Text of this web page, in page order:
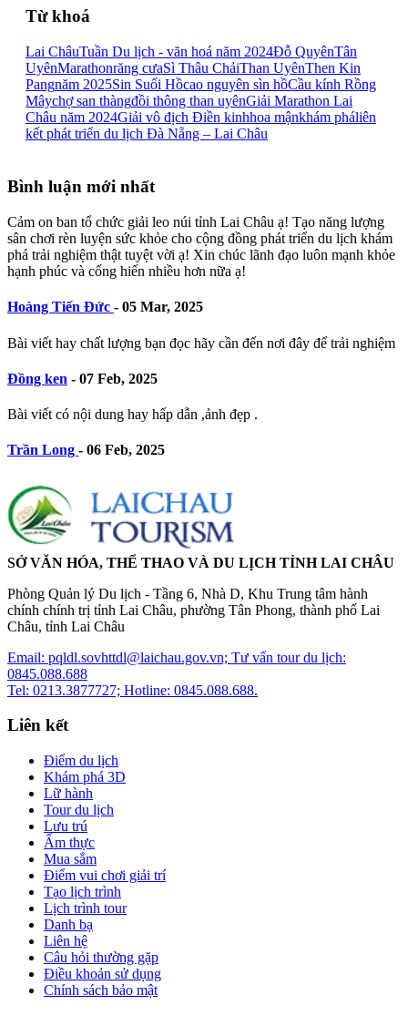
Từ khoá
Lai ChâuTuần Du lịch - văn hoá năm 2024Đỗ QuyênTân
UyênMarathonrăng cưaSì Thâu ChảiThan UyênThen Kin
Pangnăm 2025Sin Suối Hồcao nguyên sìn hồCầu kính Rồng
Mâychợ san thàngđồi thông than uyênGiải Marathon Lai
Châu năm 2024Giải vô địch Điền kinhhoa mậnkhám pháliên
kết phát triển du lịch Đà Nẵng – Lai Châu
Bình luận mới nhất
Cảm on ban tổ chức giải leo núi tỉnh Lai Châu ạ! Tạo năng lượng
sân chơi rèn luyện sức khỏe cho cộng đồng phát triển du lịch khám
phá trải nghiệm thật tuyệt vời ạ! Xin chúc lãnh đạo luôn mạnh khỏe
hạnh phúc và cống hiến nhiều hơn nữa ạ!
Hoàng Tiến Đức - 05 Mar, 2025
Bài viết hay chất lượng bạn đọc hãy cần đến nơi đây để trải nghiệm
Đồng ken - 07 Feb, 2025
Bài viết có nội dung hay hấp dẫn ,ảnh đẹp .
Trần Long - 06 Feb, 2025
SỞ VĂN HÓA, THỂ THAO VÀ DU LỊCH TỈNH LAI CHÂU
Phòng Quản lý Du lịch - Tầng 6, Nhà D, Khu Trung tâm hành
chính chính trị tỉnh Lai Châu, phường Tân Phong, thành phố Lai
Châu, tỉnh Lai Châu
Email: pqldl.sovhttdl@laichau.gov.vn; Tư vấn tour du lịch:
0845.088.688
Tel: 0213.3877727; Hotline: 0845.088.688.
Liên kết
Điểm du lịch
Khám phá 3D
Lữ hành
Tour du lịch
Lưu trú
Ẩm thực
Mua sắm
Điểm vui chơi giải trí
Tạo lịch trình
Lịch trình tour
Danh bạ
Liên hệ
Câu hỏi thường gặp
Điều khoản sử dụng
Chính sách bảo mật